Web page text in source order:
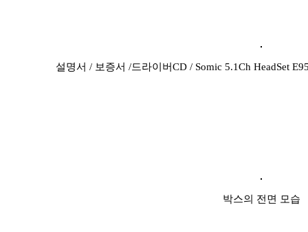
설명서 / 보증서 /드라이버CD / Somic 5.1Ch HeadSet
박스의 전면 모습